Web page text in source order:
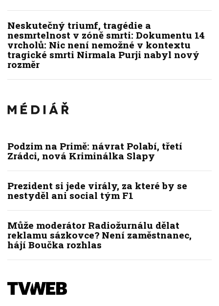
Neskutečný triumf, tragédie a
nesmrtelnost v zóně smrti: Dokumentu 14
vrcholů: Nic není nemožné v kontextu
tragické smrti Nirmala Purji nabyl nový
rozměr
Podzim na Primě: návrat Polabí, třetí
Zrádci, nová Kriminálka Slapy
Prezident si jede virály, za které by se
nestyděl ani social tým F1
Může moderátor Radiožurnálu dělat
reklamu sázkovce? Není zaměstnanec,
hájí Boučka rozhlas